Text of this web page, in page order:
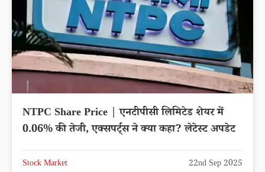
NTPC Share Price | एनटीपीसी लिमिटेड शेयर में
0.06% की तेजी, एक्सपर्ट्स ने क्या कहा? लेटेस्ट अपडेट
Stock Market 22nd Sep 2025